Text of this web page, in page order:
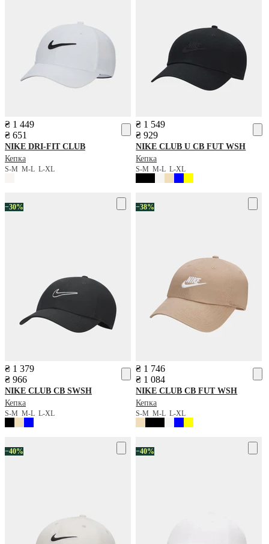
₴ 1 449
₴ 651
NIKE DRI-FIT CLUB
Кепка
S-M M-L L-XL
₴ 1 549
₴ 929
NIKE CLUB U CB FUT WSH
Кепка
S-MM-LL-XL
−30%
₴ 1 379
₴ 966
NIKE CLUB CB SWSH
Кепка
S-M M-L L-XL
−38%
₴ 1 746
₴ 1 084
NIKE CLUB CB FUT WSH
Кепка
S-MM-LL-XL
−40% −40%